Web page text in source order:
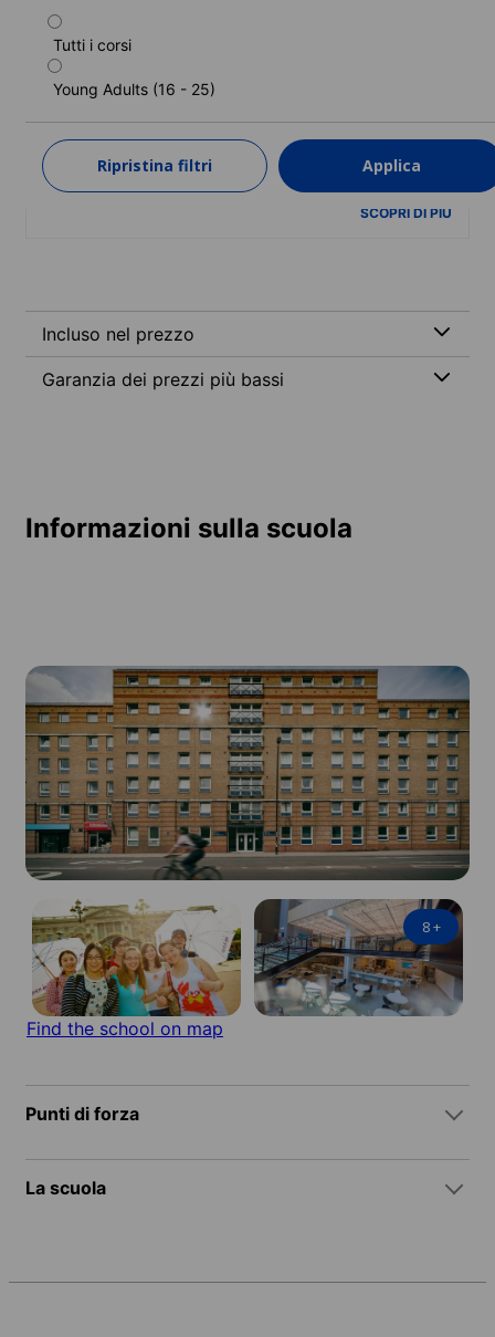
Tutti i corsi
Young Adults (16 - 25)
Ripristina filtri Applica
Inglese PIÙ Scoperta di Londra
Durata: 1 - 4 settimane
1 settimana
1.637 EUR
SCOPRI DI PIÙ
Incluso nel prezzo
Garanzia dei prezzi più bassi
Informazioni sulla scuola
8+
Find the school on map
Punti di forza
La scuola